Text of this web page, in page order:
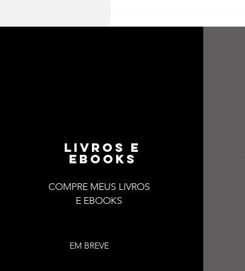
LIVROS E
EBOOKS
COMPRE MEUS LIVROS
E EBOOKS
EM BREVE